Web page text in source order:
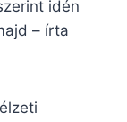
idén
– írta